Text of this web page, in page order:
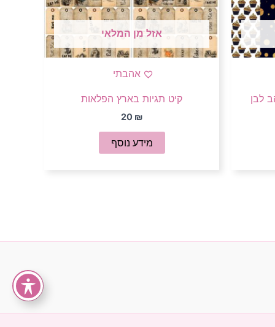
אזל מן המלאי
אהבתי
קיט תגיות בארץ הפלאות
20 ₪
מידע נוסף